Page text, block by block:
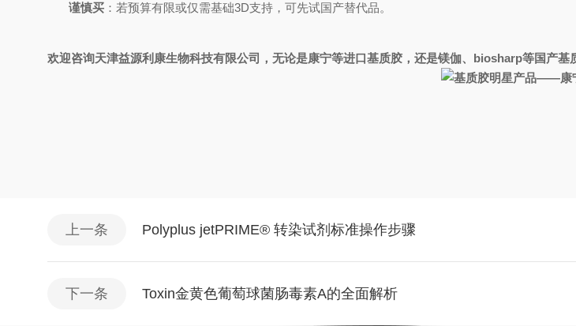
谨慎买 ：若预算有限或仅需基础3D支持，可先试国产替代品。
欢迎咨询天津益源利康生物科技有限公司，无论是康宁等进口基质胶，还是镁伽、biosharp等国产
上一条 Polyplus jetPRIME® 转染试剂标准操作步骤
下一条 Toxin金黄色葡萄球菌肠毒素A的全面解析